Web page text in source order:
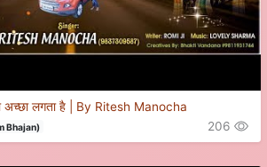
अच्छा लगता है | By Ritesh Manocha
Bhajan) 206